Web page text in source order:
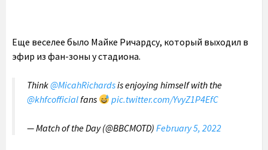
Еще веселее было Майке Ричардсу, который выходил в
эфир из фан-зоны у стадиона.
Think@MicahRichardsis enjoying himself with the
@khfcofficialfans pic.twitter.com/YvyZ1P4EfC
— Match of the Day (@BBCMOTD) February 5, 2022